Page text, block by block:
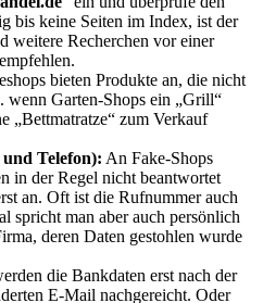
bis keine Seiten im Index, ist der
weitere Recherchen vor einer
bieten Produkte an, die nicht
wenn Garten-Shops ein „Grill“
„Bettmatratze“ zum Verkauf
Telefon): An Fake-Shops
in der Regel nicht beantwortet
an. Oft ist die Rufnummer auch
spricht man aber auch persönlich
deren Daten gestohlen wurde
die Bankdaten erst nach der
E-Mail nachgereicht. Oder